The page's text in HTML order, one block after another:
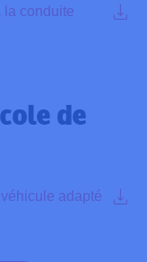
la conduite
de
véhicule adapté